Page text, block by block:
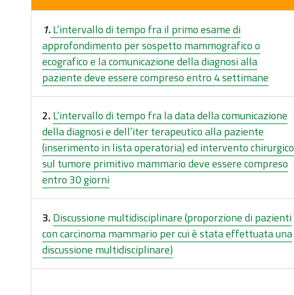
1.L’intervallo di tempo fra il primo esame di
approfondimento per sospetto mammografico o
ecografico e la comunicazione della diagnosi alla
paziente deve essere compreso entro 4 settimane
2. L’intervallo di tempo fra la data della comunicazione
della diagnosi e dell’iter terapeutico alla paziente
(inserimento in lista operatoria) ed intervento chirurgico
sul tumore primitivo mammario deve essere compreso
entro 30 giorni
3. Discussione multidisciplinare (proporzione di pazienti
con carcinoma mammario per cui è stata effettuata una
discussione multidisciplinare)